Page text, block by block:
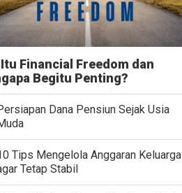
Financial Freedom dan
Begitu Penting?
Dana Pensiun Sejak Usia
Tips Mengelola Anggaran Keluarga
Tetap Stabil